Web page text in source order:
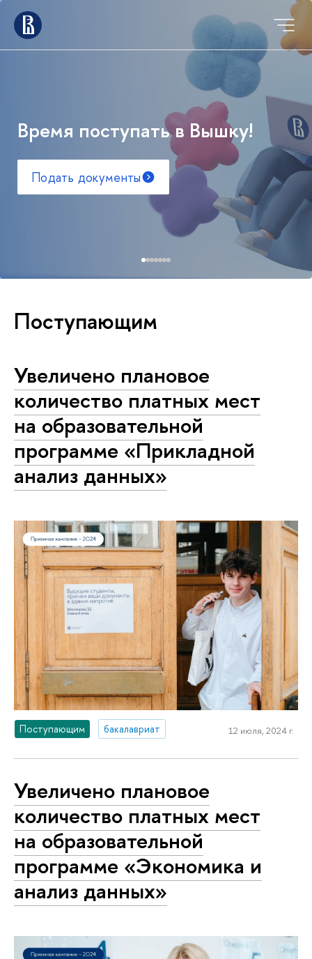
Время поступать в Вышку!
Подать документы
Поступающим
Увеличено плановое
количество платных мест
на образовательной
программе «Прикладной
анализ данных»
Поступающим бакалавриат 12 июля, 2024 г.
Увеличено плановое
количество платных мест
на образовательной
программе «Экономика и
анализ данных»